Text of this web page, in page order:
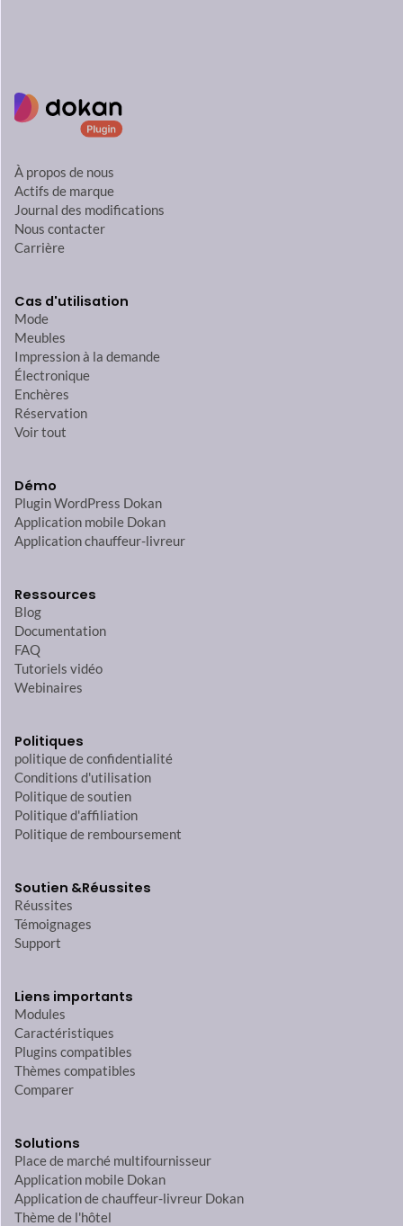
À propos de nous
Actifs de marque
Journal des modifications
Nous contacter
Carrière
Cas d'utilisation
Mode
Meubles
Impression à la demande
Électronique
Enchères
Réservation
Voir tout
Démo
Plugin WordPress Dokan
Application mobile Dokan
Application chauffeur-livreur
Ressources
Blog
Documentation
FAQ
Tutoriels vidéo
Webinaires
Politiques
politique de confidentialité
Conditions d'utilisation
Politique de soutien
Politique d'affiliation
Politique de remboursement
Soutien &Réussites
Réussites
Témoignages
Support
Liens importants
Modules
Caractéristiques
Plugins compatibles
Thèmes compatibles
Comparer
Solutions
Place de marché multifournisseur
Application mobile Dokan
Application de chauffeur-livreur Dokan
Thème de l'hôtel